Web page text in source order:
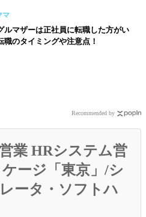
マ
ルマザーは正社員に転職した方がい
職のタイミングや注意点！
Recommended by
業 HRシステム営
ージ「東京」/シ
ータ・ソフトハ